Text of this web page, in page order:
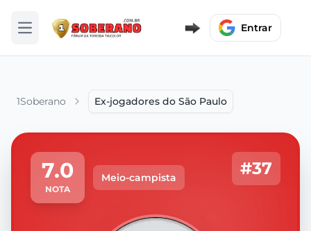
Abrir menu Entrar
1Soberano Ex-jogadores do São Paulo
7.0
NOTA
Meio-campista #37